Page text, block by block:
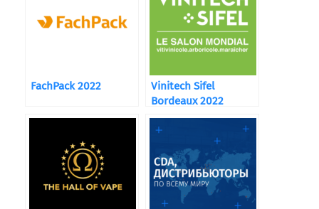
FachPack 2022
Vinitech Sifel
Bordeaux 2022